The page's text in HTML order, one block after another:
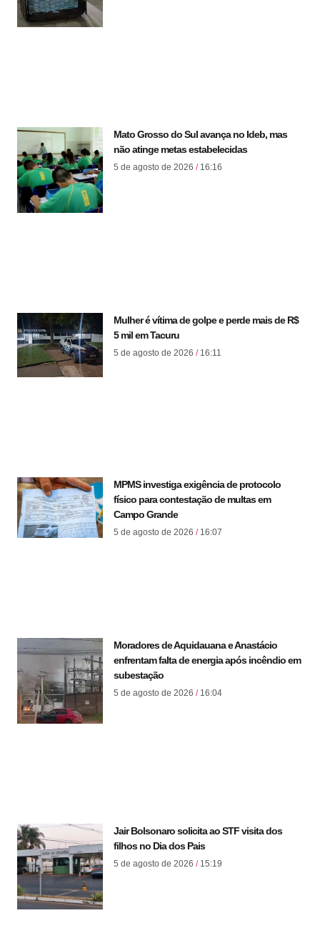
Mato Grosso do Sul avança no Ideb, mas
não atinge metas estabelecidas
5 de agosto de 2026 16:16
Mulher é vítima de golpe e perde mais de R$
5 mil em Tacuru
5 de agosto de 2026 16:11
MPMS investiga exigência de protocolo
físico para contestação de multas em
Campo Grande
5 de agosto de 2026 16:07
Moradores de Aquidauana e Anastácio
enfrentam falta de energia após incêndio em
subestação
5 de agosto de 2026 16:04
Jair Bolsonaro solicita ao STF visita dos
filhos no Dia dos Pais
5 de agosto de 2026 15:19